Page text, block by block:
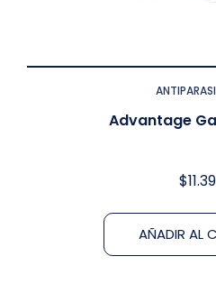
Advantage
$
AÑADIR AL